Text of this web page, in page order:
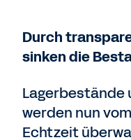
Durch
sinken die
Lagerbestände
werden nun
Echtzeit